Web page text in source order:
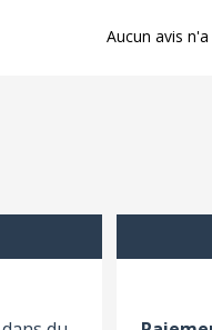
Aucun avis